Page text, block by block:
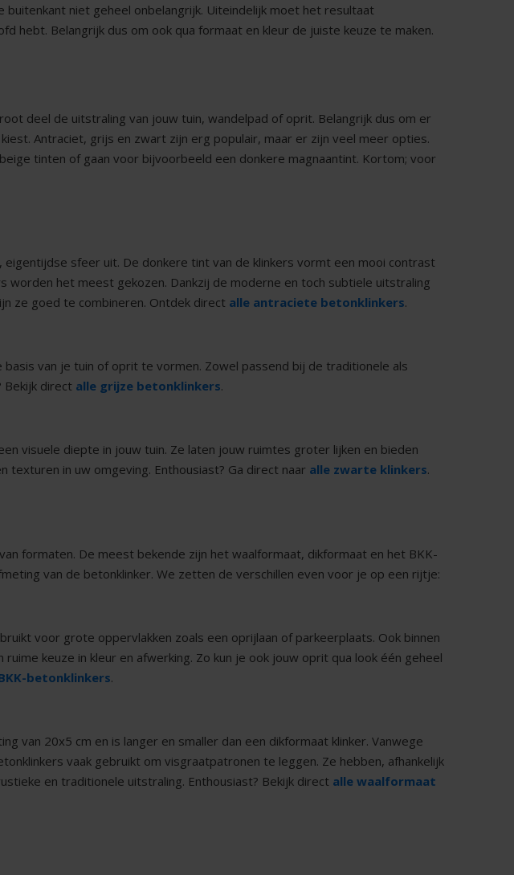
buitenkant niet geheel onbelangrijk. Uiteindelijk moet het resultaat
hebt. Belangrijk dus om ook qua formaat en kleur de juiste keuze te maken.
deel de uitstraling van jouw tuin, wandelpad of oprit. Belangrijk dus om er
Antraciet, grijs en zwart zijn erg populair, maar er zijn veel meer opties.
tinten of gaan voor bijvoorbeeld een donkere magnaantint. Kortom; voor
sfeer uit. De donkere tint van de klinkers vormt een mooi contrast
worden het meest gekozen. Dankzij de moderne en toch subtiele uitstraling
ze goed te combineren. Ontdek direct alle antraciete betonklinkers.
van je tuin of oprit te vormen. Zowel passend bij de traditionele als
direct alle grijze betonklinkers.
visuele diepte in jouw tuin. Ze laten jouw ruimtes groter lijken en bieden
in uw omgeving. Enthousiast? Ga direct naar alle zwarte klinkers.
formaten. De meest bekende zijn het waalformaat, dikformaat en het BKK-
van de betonklinker. We zetten de verschillen even voor je op een rijtje:
voor grote oppervlakken zoals een oprijlaan of parkeerplaats. Ook binnen
keuze in kleur en afwerking. Zo kun je ook jouw oprit qua look één geheel
betonklinkers.
van 20x5 cm en is langer en smaller dan een dikformaat klinker. Vanwege
vaak gebruikt om visgraatpatronen te leggen. Ze hebben, afhankelijk
en traditionele uitstraling. Enthousiast? Bekijk direct alle waalformaat